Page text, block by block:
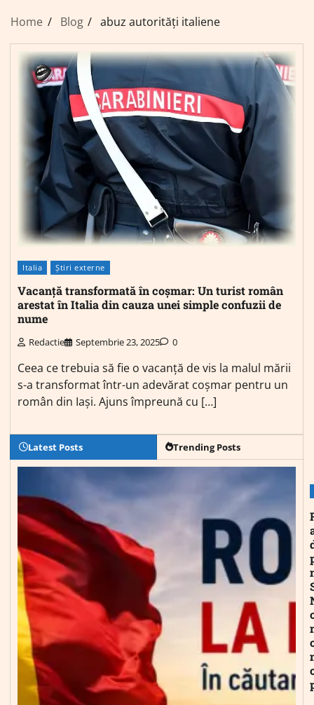
Home Blog abuz autorități italiene
Italia Știri externe
Vacanță transformată în coșmar: Un turist român
arestat în Italia din cauza unei simple confuzii de
nume
Redactie Septembrie 23, 2025 0
Ceea ce trebuia să fie o vacanță de vis la malul mării
s-a transformat într-un adevărat coșmar pentru un
român din Iași. Ajuns împreună cu […]
Latest Posts Trending Posts